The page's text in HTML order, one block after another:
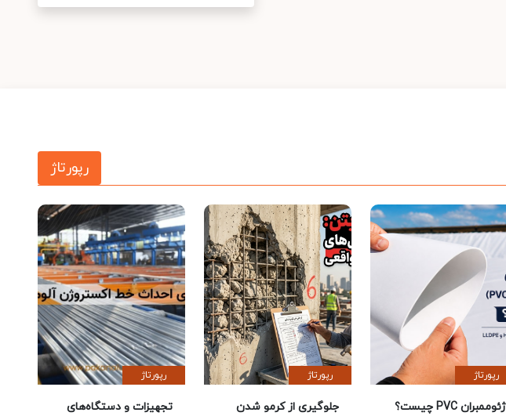
رپورتاژ
رپورتاژ
ژئوممبران PVC چیست؟
رپورتاژ
جلوگیری از کرمو شدن
رپورتاژ
تجهیزات و دستگاه‌های